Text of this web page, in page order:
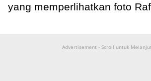
yang memperlihatkan foto
Advertisement - Scroll untuk